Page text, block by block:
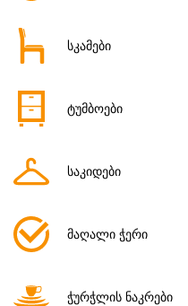
სკამები
ტუმბოები
საკიდები
მაღალი ჭერი
ჭურჭლის ნაკრები